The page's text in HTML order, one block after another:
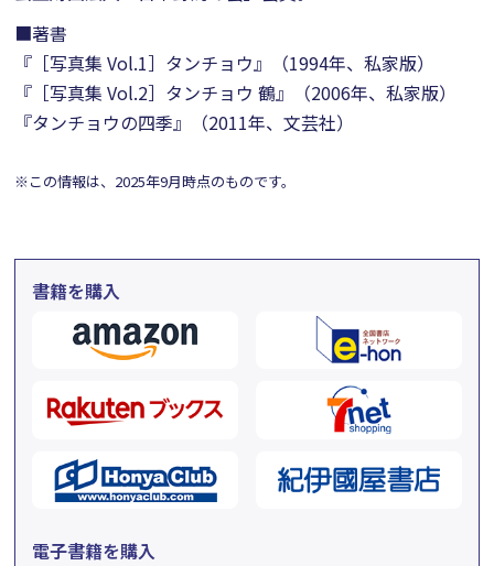
■著書
『［写真集 Vol.1］タンチョウ』（1994年、私家版）
『［写真集 Vol.2］タンチョウ 鶴』（2006年、私家版）
『タンチョウの四季』（2011年、文芸社）
※この情報は、2025年9月時点のものです。
書籍を購入
電子書籍を購入